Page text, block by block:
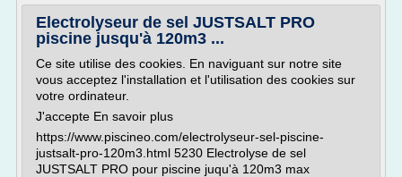
Electrolyseur de sel JUSTSALT PRO
piscine jusqu'à 120m3 ...
Ce site utilise des cookies. En naviguant sur notre site
vous acceptez l'installation et l'utilisation des cookies sur
votre ordinateur.
J'accepte En savoir plus
https://www.piscineo.com/electrolyseur-sel-piscine-
justsalt-pro-120m3.html 5230 Electrolyse de sel
JUSTSALT PRO pour piscine juqu'à 120m3 max